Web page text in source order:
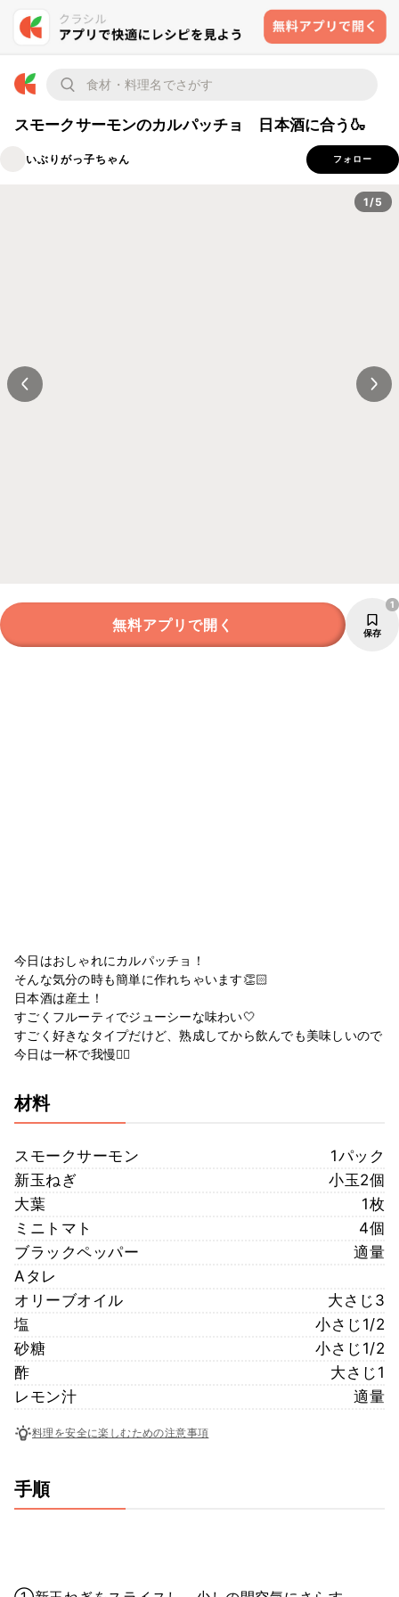
スモークサーモンのカルパッチョ 日本酒に合う🍶
いぶりがっ子ちゃん フォロー
1/5
無料アプリで開く 保存
1
今日はおしゃれにカルパッチョ！
そんな気分の時も簡単に作れちゃいます👏🏻
日本酒は産土！
すごくフルーティでジューシーな味わい🤍
すごく好きなタイプだけど、熟成してから飲んでも美味しいので
今日は一杯で我慢😵‍💫
材料
スモークサーモン
1パック
新玉ねぎ
小玉2個
大葉
1枚
ミニトマト
4個
ブラックペッパー
適量
Aタレ
オリーブオイル
大さじ3
塩
小さじ1/2
砂糖
小さじ1/2
酢
大さじ1
レモン汁
適量
料理を安全に楽しむための注意事項
手順